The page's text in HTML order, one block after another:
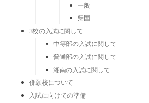
一般
帰国
3校の入試に関して
中等部の入試に関して
普通部の入試に関して
湘南の入試に関して
併願校について
入試に向けての準備